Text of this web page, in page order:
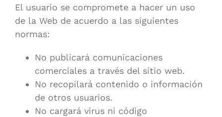
El usuario se compromete a hacer un uso
de la Web de acuerdo a las siguientes
normas:
No publicará comunicaciones
comerciales a través del sitio web.
No recopilará contenido o información
de otros usuarios.
No cargará virus ni código